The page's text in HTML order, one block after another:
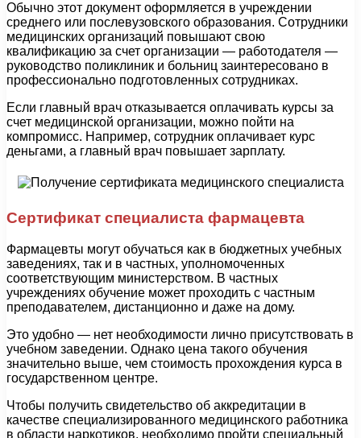
Обычно этот документ оформляется в учреждении
среднего или послевузовского образования. Сотрудники
медицинских организаций повышают свою
квалификацию за счет организации — работодателя —
руководство поликлиник и больниц заинтересовано в
профессионально подготовленных сотрудниках.
Если главный врач отказывается оплачивать курсы за
счет медицинской организации, можно пойти на
компромисс. Например, сотрудник оплачивает курс
деньгами, а главный врач повышает зарплату.
Сертификат специалиста фармацевта
Фармацевты могут обучаться как в бюджетных учебных
заведениях, так и в частных, уполномоченных
соответствующим министерством. В частных
учреждениях обучение может проходить с частным
преподавателем, дистанционно и даже на дому.
Это удобно — нет необходимости лично присутствовать в
учебном заведении. Однако цена такого обучения
значительно выше, чем стоимость прохождения курса в
государственном центре.
Чтобы получить свидетельство об аккредитации в
качестве специализированного медицинского работника
в области наркотиков, необходимо пройти специальный